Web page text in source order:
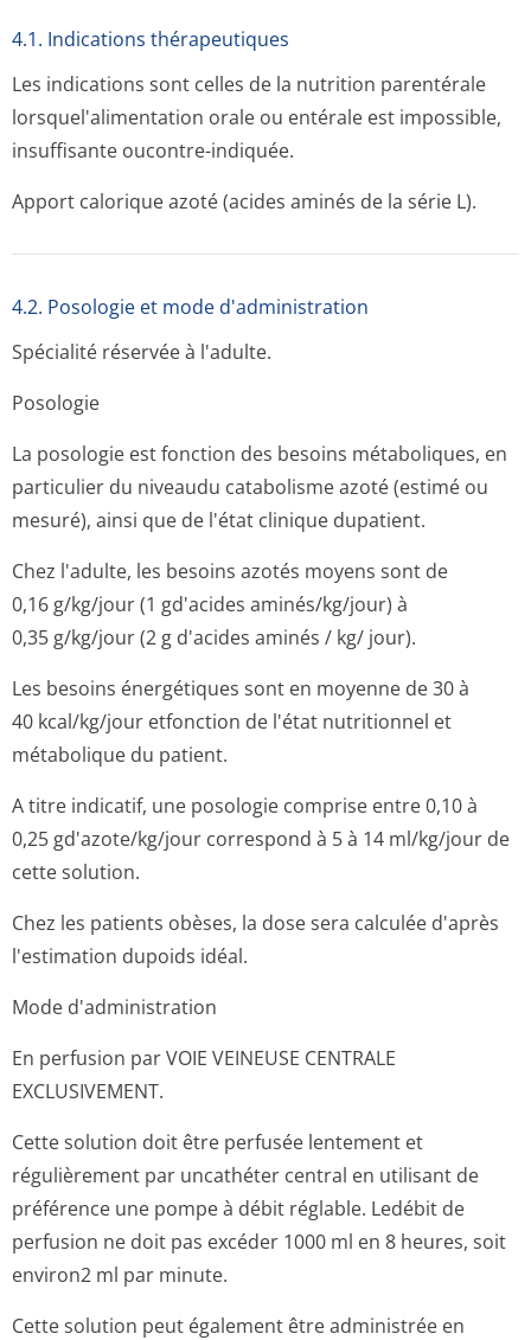
4.1. Indications thérapeutiques
Les indications sont celles de la nutrition parentérale
lorsquel'alimen­tation orale ou entérale est impossible,
insuffisante oucontre-indiquée.
Apport calorique azoté (acides aminés de la série L).
4.2. Posologie et mode d'administration
Spécialité réservée à l'adulte.
Posologie
La posologie est fonction des besoins métaboliques, en
particulier du niveaudu catabolisme azoté (estimé ou
mesuré), ainsi que de l'état clinique dupatient.
Chez l'adulte, les besoins azotés moyens sont de
0,16 g/kg/jour (1 gd'acides aminés/kg/jour) à
0,35 g/kg/jour (2 g d'acides aminés / kg/ jour).
Les besoins énergétiques sont en moyenne de 30 à
40 kcal/kg/jour etfonction de l'état nutritionnel et
métabolique du patient.
A titre indicatif, une posologie comprise entre 0,10 à
0,25 gd'azote/kg/jour correspond à 5 à 14 ml/kg/jour de
cette solution.
Chez les patients obèses, la dose sera calculée d'après
l'estimation dupoids idéal.
Mode d'administration
En perfusion par VOIE VEINEUSE CENTRALE
EXCLUSIVEMENT.
Cette solution doit être perfusée lentement et
régulièrement par uncathéter central en utilisant de
préférence une pompe à débit réglable. Ledébit de
perfusion ne doit pas excéder 1000 ml en 8 heures, soit
environ2 ml par minute.
Cette solution peut également être administrée en